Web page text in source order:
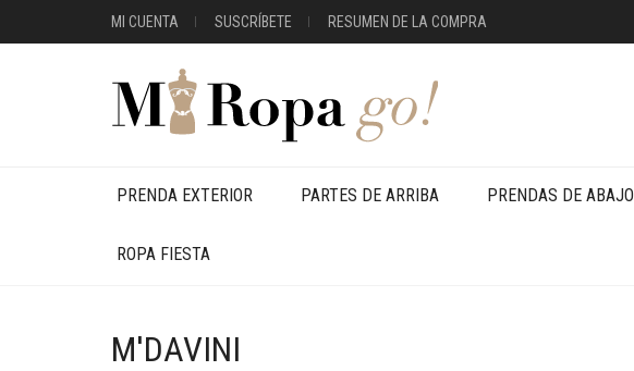
MI CUENTA SUSCRÍBETE RESUMEN DE LA COMPRA
PRENDA EXTERIOR PARTES DE ARRIBA PRENDAS DE ABAJO
ROPA FIESTA
M'DAVINI